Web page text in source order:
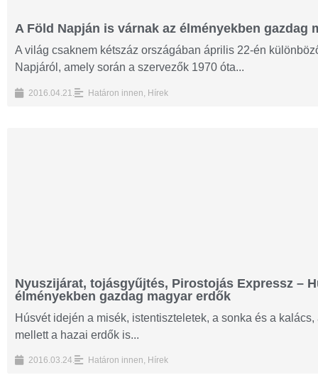
A Föld Napján is várnak az élményekben gazdag
A világ csaknem kétszáz országában április 22-én
Napjáról, amely során a szervezők 1970 óta...
2016.04.21. Határon innen Hírek
Nyuszijárat, tojásgyűjtés, Pirostojás Expressz –
élményekben gazdag magyar erdők
Húsvét idején a misék, istentiszteletek, a sonka és a
mellett a hazai erdők is...
2016.03.24. Határon innen, Hírek